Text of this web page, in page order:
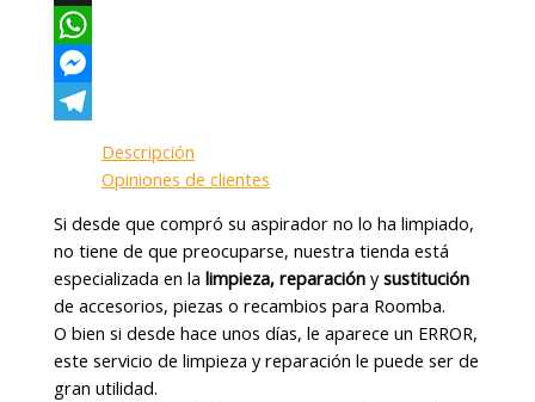
X
WhatsApp
Messenger
Descripción
Opiniones de clientes
Si desde que compró su aspirador no lo ha limpiado,
no tiene de que preocuparse, nuestra tienda está
especializada en la limpieza, reparación ysustitución
de accesorios, piezas o recambios para Roomba.
O bien si desde hace unos días, le aparece un ERROR,
este servicio de limpieza y reparación le puede ser de
gran utilidad.